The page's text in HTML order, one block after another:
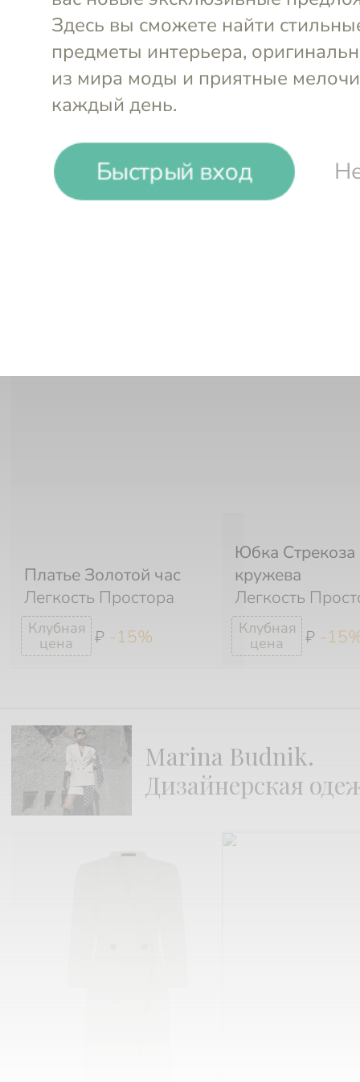
Быстрый вход
Легкость
Женская одежда в
современного
₽ -15%
Платье Золотой час
Легкость Простора
₽ -
Юбка Стрекоза
кружева
Легкость
Marina Budnik.
Дизайнерская